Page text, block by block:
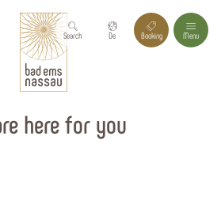
Search De Booking Menu
here for you